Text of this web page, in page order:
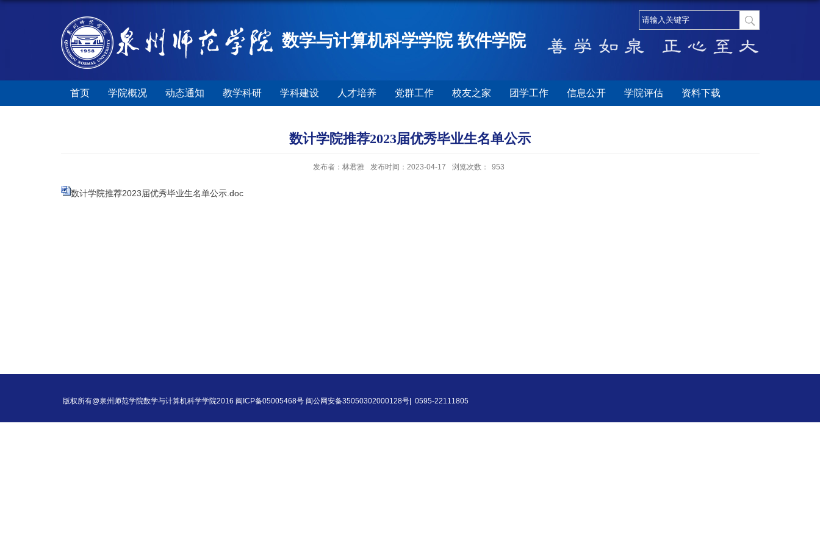
数学与计算机科学学院 软件学院
首页 学院概况 动态通知 教学科研 学科建设 人才培养 党群工作 校友之家 团学工作 信息公开 学院评估 资料下载
数计学院推荐2023届优秀毕业生名单公示
发布者：林君雅 发布时间：2023-04-17 浏览次数： 953
数计学院推荐2023届优秀毕业生名单公示.doc
版权所有@泉州师范学院数学与计算机科学学院2016 闽ICP备05005468号 闽公网安备35050302000128号| 0595-22111805